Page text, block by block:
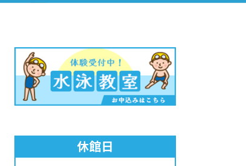
休館日